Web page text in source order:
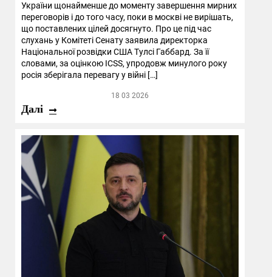
України щонайменше до моменту завершення мирних
переговорів і до того часу, поки в москві не вирішать,
що поставлених цілей досягнуто. Про це під час
слухань у Комітеті Сенату заявила директорка
Національної розвідки США Тулсі Габбард. За її
словами, за оцінкою ICSS, упродовж минулого року
росія зберігала перевагу у війні […]
18 03 2026
Далі